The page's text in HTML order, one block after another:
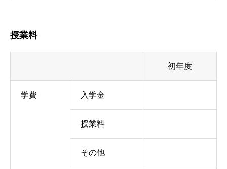
授業料
初年度
学費 入学金
授業料
その他